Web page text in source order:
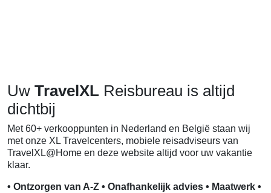
Uw TravelXL Reisbureau is altijd
dichtbij
Met 60+ verkooppunten in Nederland en België staan wij
met onze XL Travelcenters, mobiele reisadviseurs van
TravelXL@Home en deze website altijd voor uw vakantie
klaar.
• Ontzorgen van A-Z • Onafhankelijk advies • Maatwerk •